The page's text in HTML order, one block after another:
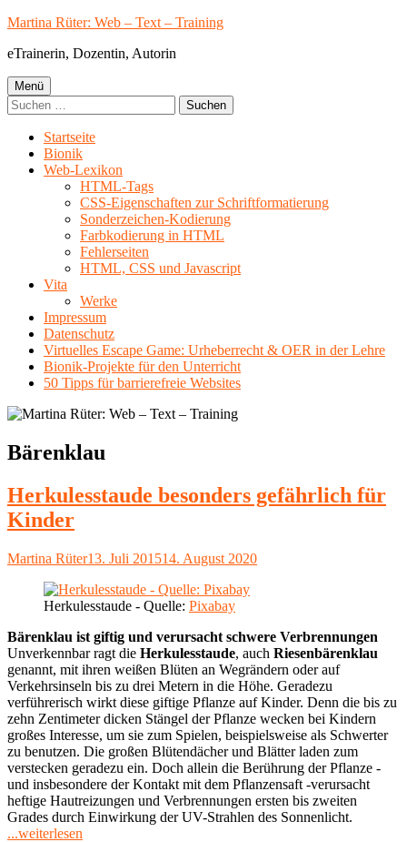
Springe
Inhalt
Martina Rüter: Web – Text – Training
eTrainerin, Dozentin, Autorin
Primäres
Menü
Menü
Suchen
nach:
Startseite
Bionik
Web-Lexikon
HTML-Tags
CSS-Eigenschaften zur Schriftformatierung
Sonderzeichen-Kodierung
Farbkodierung in HTML
Fehlerseiten
HTML, CSS und Javascript
Vita
Werke
Impressum
Datenschutz
Virtuelles Escape Game: Urheberrecht & OER in der Lehre
Bionik-Projekte für den Unterricht
50 Tipps für barrierefreie Websites
Schlagwort:
Bärenklau
Herkulesstaude besonders gefährlich für
Kinder
Autor
Martina RüterVeröffentlicht
13. Juli 201514. August 2020
Herkulesstaude - Quelle: Pixabay
Bärenklau ist giftig und verursacht schwere Verbrennungen
Unverkennbar ragt die Herkulesstaude, auch Riesenbärenklau
genannt, mit ihren weißen Blüten an Wegrändern oder auf
Verkehrsinseln bis zu drei Metern in die Höhe. Geradezu
verführerisch wirkt diese giftige Pflanze auf Kinder. Denn die bis zu
zehn Zentimeter dicken Stängel der Pflanze wecken bei Kindern
großes Interesse, um sie zum Spielen, beispielsweise als Schwerter
zu benutzen. Die großen Blütendächer und Blätter laden zum
verstecken geradezu ein. Doch allein die Berührung der Pflanze -
und insbesondere der Kontakt mit dem Pflanzensaft -verursacht
heftige Hautreizungen und Verbrennungen ersten bis zweiten
Grades durch Einwirkung der UV-Strahlen des Sonnenlicht.
...weiterlesen